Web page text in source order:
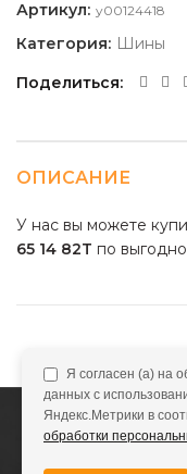
Артикул: y00124418
Категория: Шины
Поделиться
ОПИСАНИЕ
У нас вы можете
65 14 82T по
2011Все Колёса
Сайт не является
Я согласен (а) на
данных с
Яндекс.Метрики в
обработки